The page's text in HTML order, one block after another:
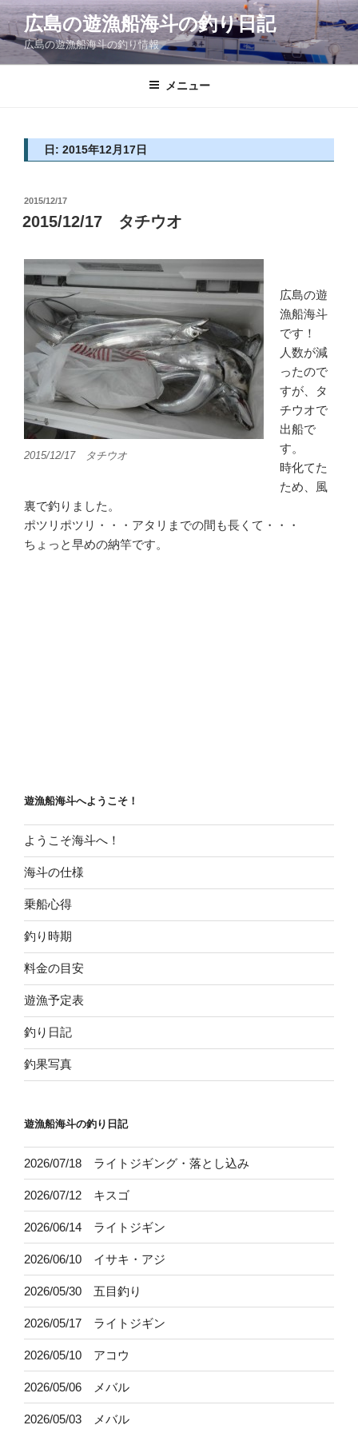
コ
ン
ン
広島の遊漁船海斗の釣り日記
広島の遊漁船海斗の釣り情報
メニュー
日: 2015年12月17日
投
稿
日:
2015/12/17
2015/12/17 タチウオ
2015/12/17 タチウオ
広島の遊
漁船海斗
です！
人数が減
ったので
すが、タ
チウオで
出船で
す。
時化てた
ため、風
裏で釣りました。
ポツリポツリ・・・アタリまでの間も長くて・・・
ちょっと早めの納竿です。
遊漁船海斗へようこそ！
ようこそ海斗へ！
海斗の仕様
乗船心得
釣り時期
料金の目安
遊漁予定表
釣り日記
釣果写真
遊漁船海斗の釣り日記
2026/07/18 ライトジギング・落とし込み
2026/07/12 キスゴ
2026/06/14 ライトジギン
2026/06/10 イサキ・アジ
2026/05/30 五目釣り
2026/05/17 ライトジギン
2026/05/10 アコウ
2026/05/06 メバル
2026/05/03 メバル